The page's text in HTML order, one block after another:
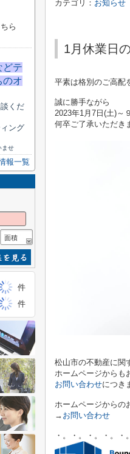
カテゴリ： お知らせ
1月休業日
平素は格別のご高配
誠に勝手ながら
2023年1月7日(土)～
何卒ご了承いただき
松山市の不動産に関
ホームページからも
お問い合わせにつき
ホームページからの
→ お問い合わせ
・。・。・。・。・
ら
どテ
のオ
くだ
ング
ませ
報一覧
面積
件
件